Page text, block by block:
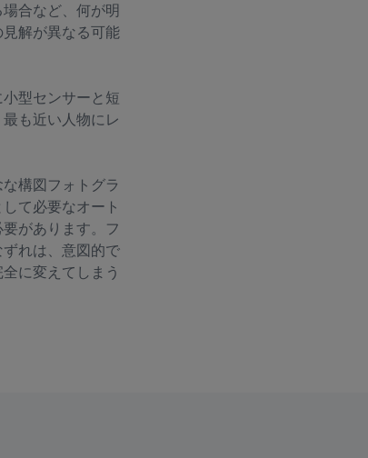
合など、何が明
解が異なる可能
型センサーと短
も近い人物にレ
構図フォトグラ
て必要なオート
があります。フ
れは、意図的で
に変えてしまう